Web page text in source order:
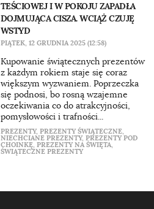
TEŚCIOWEJ I W POKOJU ZAPADŁA
DOJMUJĄCA CISZA. WCIĄŻ CZUJĘ
WSTYD
PIĄTEK, 12 GRUDNIA 2025 (12:58)
Kupowanie świątecznych prezentów
z każdym rokiem staje się coraz
większym wyzwaniem. Poprzeczka
się podnosi, bo rosną wzajemne
oczekiwania co do atrakcyjności,
pomysłowości i trafności...
PREZENTY, PREZENTY ŚWIĄTECZNE,
NIECHCIANE PREZENTY, PREZENTY POD
CHOINKĘ, PREZENTY NA ŚWIĘTA,
ŚWIĄTECZNE PREZENTY